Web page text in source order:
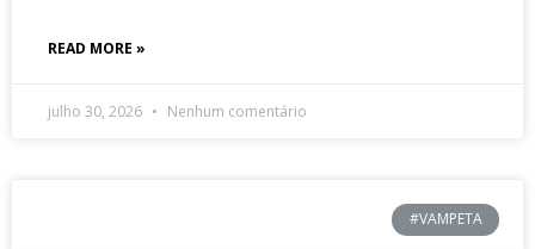
READ MORE »
julho 30, 2026 Nenhum comentário
#VAMPETA